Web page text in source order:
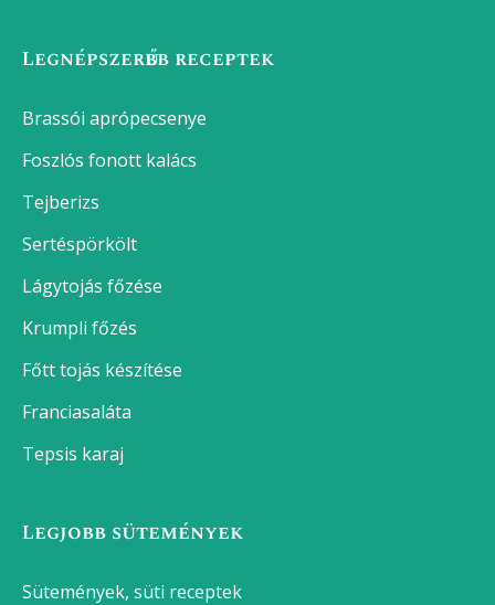
Legnépszerűbb receptek
Brassói aprópecsenye
Foszlós fonott kalács
Tejberizs
Sertéspörkölt
Lágytojás főzése
Krumpli főzés
Főtt tojás készítése
Franciasaláta
Tepsis karaj
Legjobb sütemények
Sütemények, süti receptek